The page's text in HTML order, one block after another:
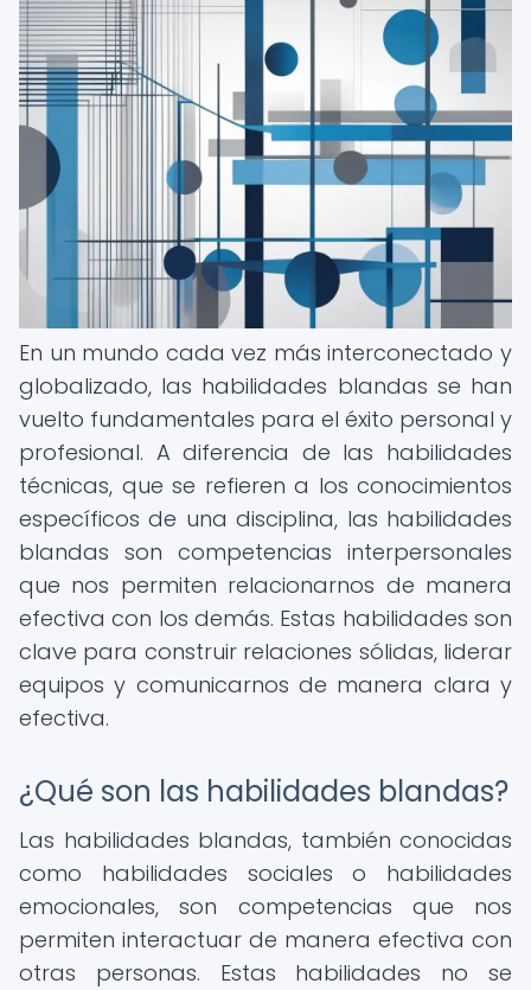
En un mundo cada vez más interconectado y
globalizado, las habilidades blandas se han
vuelto fundamentales para el éxito personal y
profesional. A diferencia de las habilidades
técnicas, que se refieren a los conocimientos
específicos de una disciplina, las habilidades
blandas son competencias interpersonales
que nos permiten relacionarnos de manera
efectiva con los demás. Estas habilidades son
clave para construir relaciones sólidas, liderar
equipos y comunicarnos de manera clara y
efectiva.
¿Qué son las habilidades blandas?
Las habilidades blandas, también conocidas
como habilidades sociales o habilidades
emocionales, son competencias que nos
permiten interactuar de manera efectiva con
otras personas. Estas habilidades no se